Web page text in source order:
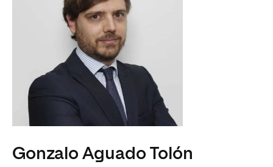
Gonzalo Aguado Tolón